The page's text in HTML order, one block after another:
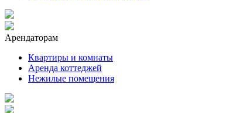
Арендаторам
Квартиры и комнаты
Аренда коттеджей
Нежилые помещения